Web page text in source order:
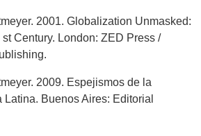
2001. Globalization Unmasked:
st Century. London: ZED Press /
2009. Espejismos de la
Latina. Buenos Aires: Editorial